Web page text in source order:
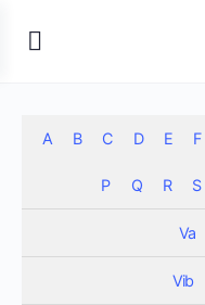
A B C D E F
P Q R S
Va
Vib